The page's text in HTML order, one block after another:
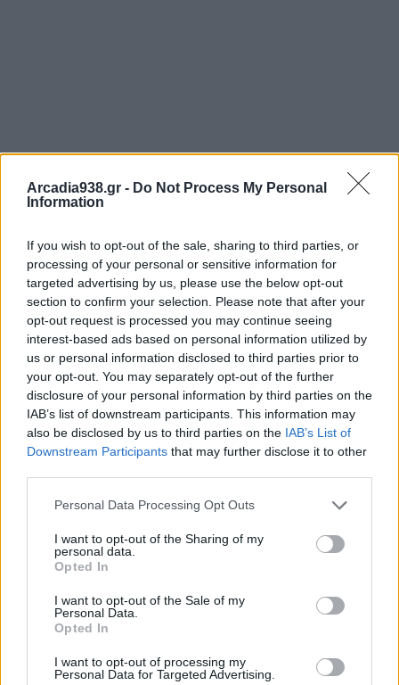
Arcadia938.gr - Do Not Process My Personal
Information
If you wish to opt-out of the sale, sharing to third parties, or
processing of your personal or sensitive information for
targeted advertising by us, please use the below opt-out
section to confirm your selection. Please note that after your
opt-out request is processed you may continue seeing
interest-based ads based on personal information utilized by
us or personal information disclosed to third parties prior to
your opt-out. You may separately opt-out of the further
disclosure of your personal information by third parties on the
IAB’s list of downstream participants. This information may
also be disclosed by us to third parties on the IAB’s List of
Downstream Participants that may further disclose it to other
Personal Data Processing Opt Outs
I want to opt-out of the Sharing of my
personal data.
Opted In
I want to opt-out of the Sale of my
Personal Data.
Opted In
I want to opt-out of processing my
Personal Data for Targeted Advertising.
Διάβασε σχετικά
Φαράντος-Μάκαρης: Επιμένουμε ότι ο
Πάρνωνας ανήκει στους ανθρώπους και στην
ιστορία του!
Μάκαρης-Φαράντος: Η Μεταφορά του
Νέα συγκέντρωση διαμαρτυρίας στο μνημείο